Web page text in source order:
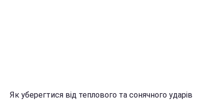
Як уберегтися від теплового та сонячного ударів